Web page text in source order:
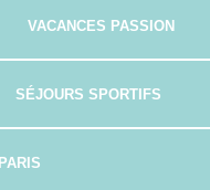
VACANCES PASSION
SÉJOURS SPORTIFS